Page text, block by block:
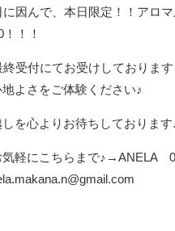
に因んで、本日限定！！アロ
！！
終受付にてお受けしておりま
よさをご体験ください♪
を心よりお待ちしております
気軽にこちらまで